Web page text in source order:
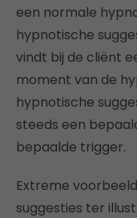
een normale
hypnotische
vindt bij de cliënt
moment van de
hypnotische
steeds een
bepaalde trigger.
Extreme
suggesties ter